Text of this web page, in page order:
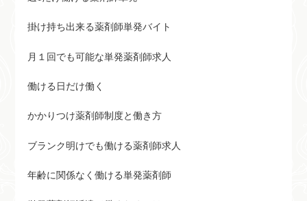
掛け持ち出来る薬剤師単発バイト
月１回でも可能な単発薬剤師求人
働ける日だけ働く
かかりつけ薬剤師制度と働き方
ブランク明けでも働ける薬剤師求人
年齢に関係なく働ける単発薬剤師